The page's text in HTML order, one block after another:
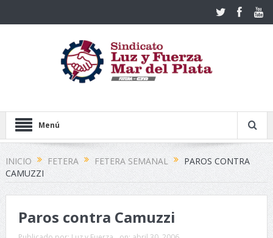
Menú
INICIO FETERA FETERA SEMANAL
PAROS CONTRA
CAMUZZI
Paros contra Camuzzi